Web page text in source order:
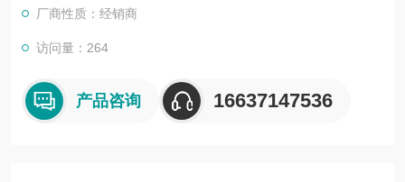
厂商性质：经销商
访问量：264
产品咨询 16637147536